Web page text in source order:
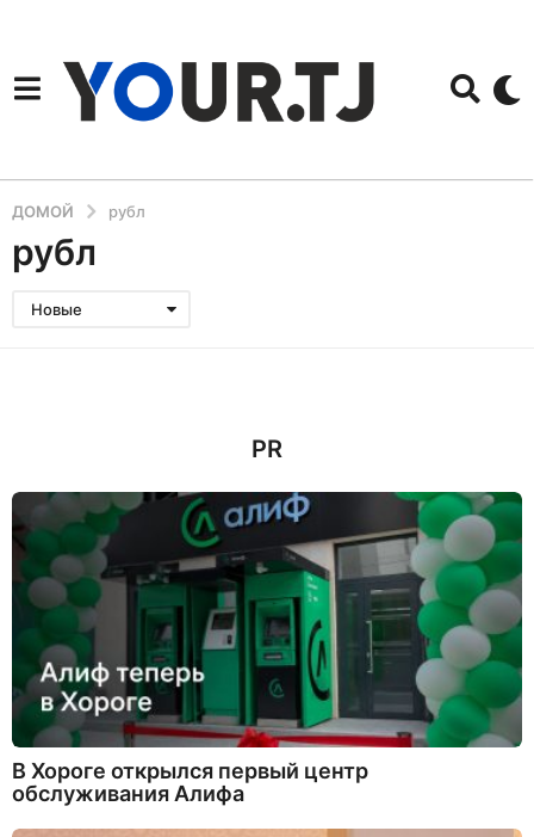
ДОМОЙ рубл
рубл
Новые
PR
В Хороге открылся первый центр
обслуживания Алифа